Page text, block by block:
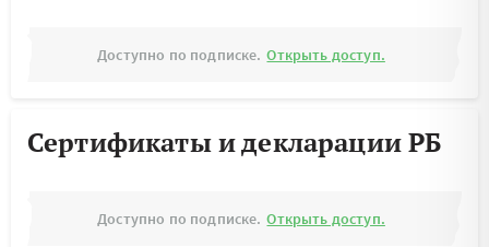
Доступно по подписке. Открыть доступ.
Сертификаты и декларации РБ
Доступно по подписке. Открыть доступ.